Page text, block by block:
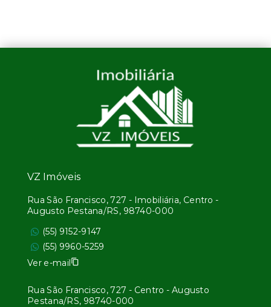
VZ Imóveis
Rua São Francisco, 727 - Imobiliária, Centro -
Augusto Pestana/RS, 98740-000
(55) 9152-9147
(55) 9960-5259
Ver e-mail
Rua São Francisco, 727 - Centro - Augusto
Pestana/RS, 98740-000